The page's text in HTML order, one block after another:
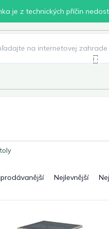
je z technických příčin
Nejlevnější